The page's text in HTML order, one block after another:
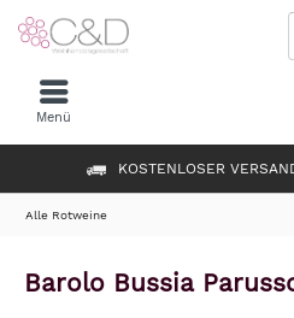
KOSTENLOSER
Menü
Alle Rotweine
Barolo Bussia